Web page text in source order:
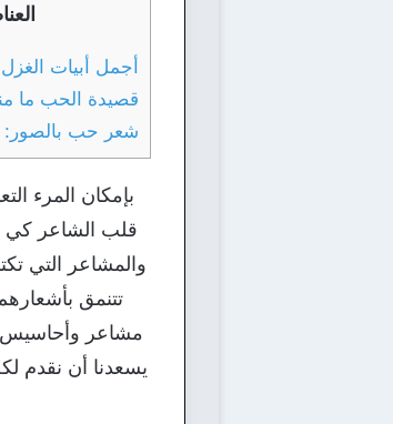
أجمل أبيات
قصيدة الحب ما
شعر حب بالصور:
بإمكان المرء
قلب الشاعر كي
والمشاعر التي
تتنمق
مشاعر وأحاسيس
يسعدنا أن نقدم